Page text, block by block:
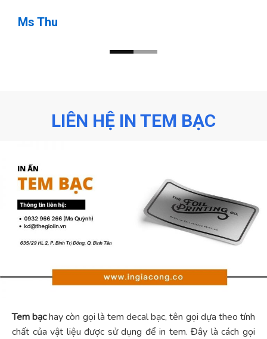
Ms Thu
LIÊN HỆ IN TEM BẠC
Tem bạchay còn gọi là tem decal bạc, tên gọi dựa theo tính
chất của vật liệu được sử dụng để in tem. Đây là cách gọi